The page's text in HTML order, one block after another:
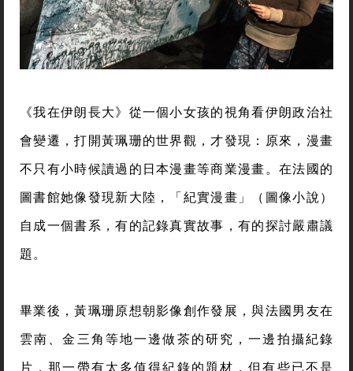
《我在伊朗長大》從一個小女孩的視角看伊朗政治社
會變遷，打開黃珮珊的世界觀，才發現：原來，漫畫
不只有小時候讀過的日本漫畫等商業漫畫。在法國的
圖書館她像發現新大陸，「紀實漫畫」（圖像小說）
自成一個書系，有的記錄真實故事，有的探討嚴肅議
題。
畢業後，黃珮珊原想朝影像創作發展，與法國男友在
雲南、金三角等地一邊做茶的研究，一邊拍攝紀錄
片，那一帶有太多值得紀錄的題材，但有些已不是